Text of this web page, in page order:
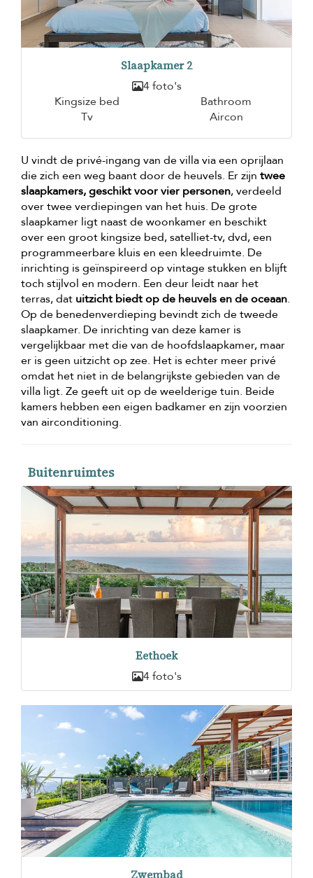
Slaapkamer 2
4 foto's
Kingsize bed
Bathroom
Tv
Aircon
U vindt de privé-ingang van de villa via een oprijlaan
die zich een weg baant door de heuvels. Er zijn twee
slaapkamers, geschikt voor vier personen, verdeeld
over twee verdiepingen van het huis. De grote
slaapkamer ligt naast de woonkamer en beschikt
over een groot kingsize bed, satelliet-tv, dvd, een
programmeerbare kluis en een kleedruimte. De
inrichting is geïnspireerd op vintage stukken en blijft
toch stijlvol en modern. Een deur leidt naar het
terras, dat uitzicht biedt op de heuvels en de oceaan.
Op de benedenverdieping bevindt zich de tweede
slaapkamer. De inrichting van deze kamer is
vergelijkbaar met die van de hoofdslaapkamer, maar
er is geen uitzicht op zee. Het is echter meer privé
omdat het niet in de belangrijkste gebieden van de
villa ligt. Ze geeft uit op de weelderige tuin. Beide
kamers hebben een eigen badkamer en zijn voorzien
van airconditioning.
Buitenruimtes
Eethoek
4 foto's
Zwembad